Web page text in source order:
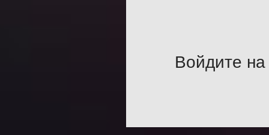
Войдите на